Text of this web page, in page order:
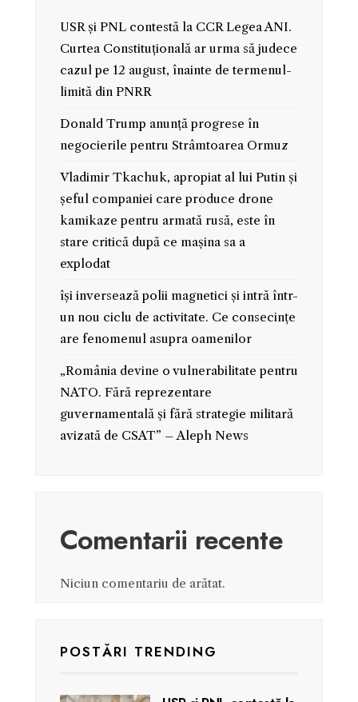
USR și PNL contestă la CCR Legea ANI.
Curtea Constituțională ar urma să judece
cazul pe 12 august, înainte de termenul-
limită din PNRR
Donald Trump anunță progrese în
negocierile pentru Strâmtoarea Ormuz
Vladimir Tkachuk, apropiat al lui Putin și
șeful companiei care produce drone
kamikaze pentru armată rusă, este în
stare critică după ce mașina sa a
explodat
își inversează polii magnetici și intră într-
un nou ciclu de activitate. Ce consecințe
are fenomenul asupra oamenilor
„România devine o vulnerabilitate pentru
NATO. Fără reprezentare
guvernamentală și fără strategie militară
avizată de CSAT” – Aleph News
Comentarii recente
Niciun comentariu de arătat.
POSTĂRI TRENDING